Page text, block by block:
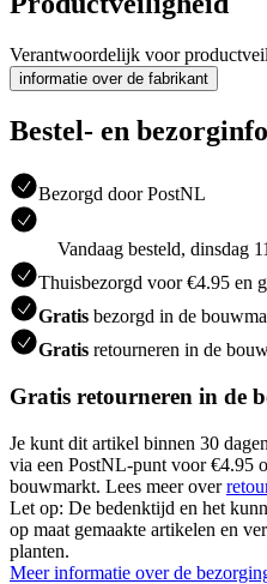
Verantwoordelijk voor
informatie over de fabrikant
Bestel- en
Bezorgd door PostNL
Vandaag besteld, dinsdag
Thuisbezorgd voor €4.95 en
Gratis bezorgd in de
Gratis retourneren in de
Gratis retourneren in de
Je kunt dit artikel binnen 30
via een PostNL-punt voor €4.95
bouwmarkt. Lees meer over
Let op: De bedenktijd en het
op maat gemaakte artikelen en
planten.
Meer informatie over de